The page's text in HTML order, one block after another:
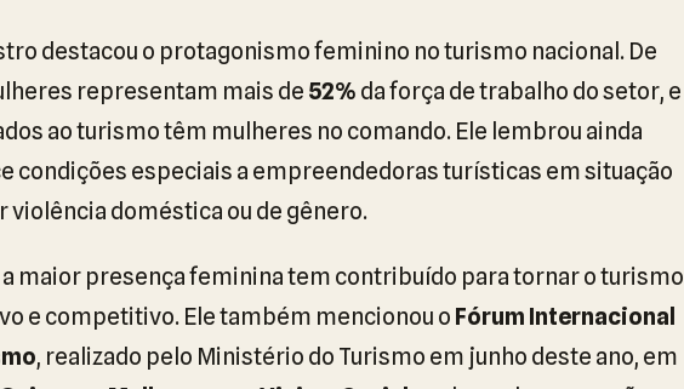
destacou o protagonismo feminino no turismo nacional. De
representam mais de 52% da força de trabalho do setor, e
ao turismo têm mulheres no comando. Ele lembrou ainda
condições especiais a empreendedoras turísticas em situação
violência doméstica ou de gênero.
maior presença feminina tem contribuído para tornar o turismo
e competitivo. Ele também mencionou o Fórum Internacional
, realizado pelo Ministério do Turismo em junho deste ano, em